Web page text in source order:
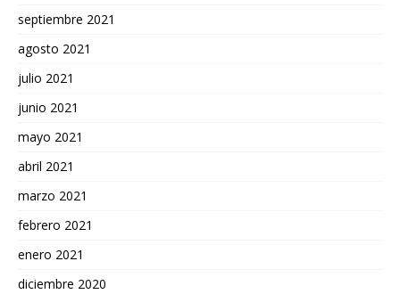
septiembre 2021
agosto 2021
julio 2021
junio 2021
mayo 2021
abril 2021
marzo 2021
febrero 2021
enero 2021
diciembre 2020